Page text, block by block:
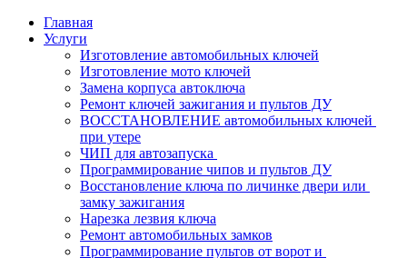
Главная
Услуги
Изготовление автомобильных ключей
Изготовление мото ключей
Замена корпуса автоключа
Ремонт ключей зажигания и пультов ДУ
ВОССТАНОВЛЕНИЕ автомобильных ключей
при утере
ЧИП для автозапуска
Программирование чипов и пультов ДУ
Восстановление ключа по личинке двери или
замку зажигания
Нарезка лезвия ключа
Ремонт автомобильных замков
Программирование пультов от ворот и